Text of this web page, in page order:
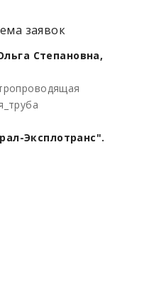
заявок
Степановна,
Эксплотранс".